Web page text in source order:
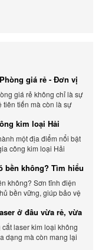
giá rẻ - Đơn vị
xác
giá rẻ không chỉ là sự
tiên tiến mà còn là sự
nhé.kim loại Hải
naymột địa điểm nổi bật
công kim loại Hải
bền không? Tìm hiểu
không? Sơn tĩnh điện
bền vững, giúp bảo vệ
ở đâu vừa rẻ, vừa
laser kim loại không
dạng mà còn mang lại